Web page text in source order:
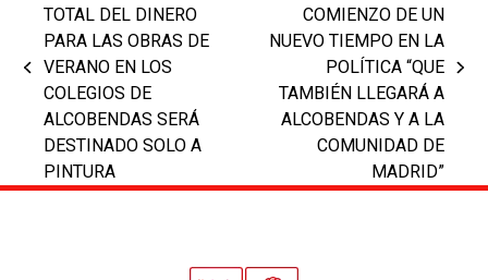
previous
post:
TOTAL DEL DINERO
PARA LAS OBRAS DE
VERANO EN LOS
COLEGIOS DE
ALCOBENDAS SERÁ
DESTINADO SOLO A
PINTURA
post:
COMIENZO DE UN
NUEVO TIEMPO EN LA
POLÍTICA “QUE
TAMBIÉN LLEGARÁ A
ALCOBENDAS Y A LA
COMUNIDAD DE
MADRID”